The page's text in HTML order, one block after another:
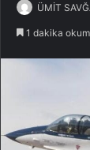
ÜMİT
1 dakika